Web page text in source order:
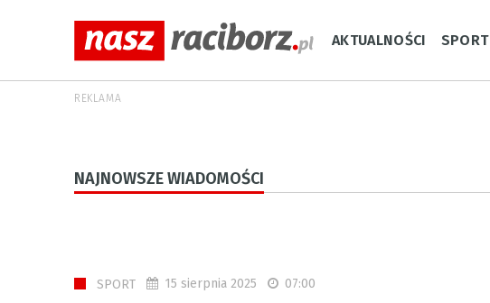
AKTUALNOŚCI SPORT
REKLAMA
NAJNOWSZE WIADOMOŚCI
SPORT 15 sierpnia 2025 07:00